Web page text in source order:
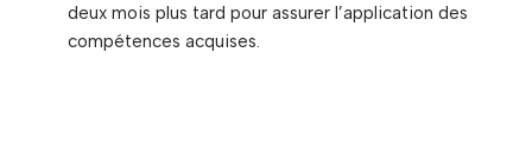
deux mois plus tard pour assurer l’application des
compétences acquises.